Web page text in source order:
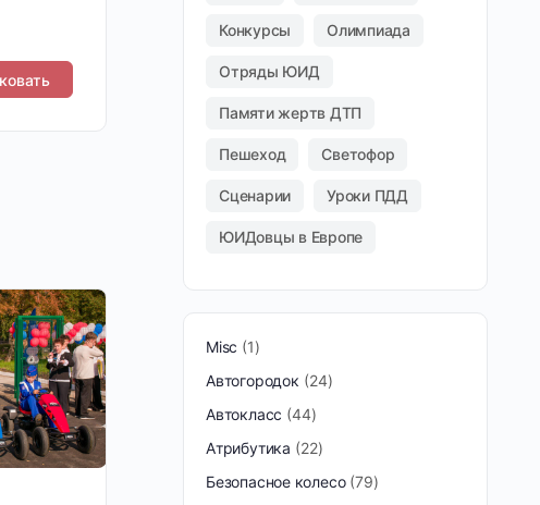
Конкурсы Олимпиада
Отряды ЮИД
Памяти жертв ДТП
Пешеход Светофор
Сценарии Уроки ПДД
ЮИДовцы в Европе
Misc
1
Автогородок
24
Автокласс 44
Атрибутика
22
Безопасное колесо 79